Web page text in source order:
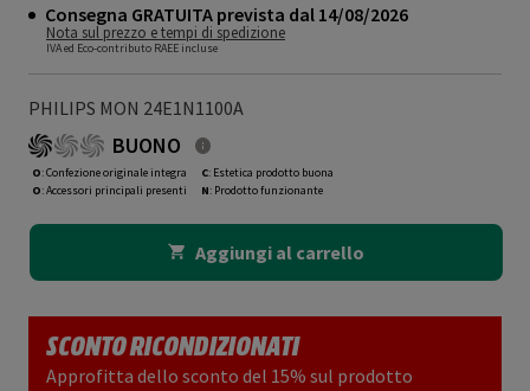
Consegna GRATUITA prevista dal 14/08/2026
Nota sul prezzo e tempi di spedizione
IVA ed Eco-contributo RAEE incluse
PHILIPS MON 24E1N1100A
BUONO
O: Confezione originale integra
O: Accessori principali presenti
C: Estetica prodotto buona
N: Prodotto funzionante
Aggiungi al carrello
SCONTO RICONDIZIONATI
Approfitta dello sconto del 15% sul prodotto